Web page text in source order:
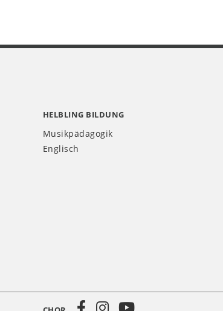
HELBLING BILDUNG
Musikpädagogik
Englisch